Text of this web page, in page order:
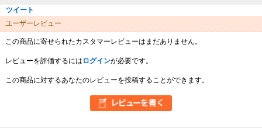
ツイート
ユーザーレビュー
この商品に寄せられたカスタマーレビューはまだありません。
レビューを評価するには ログインが必要です。
この商品に対するあなたのレビューを投稿することができます。